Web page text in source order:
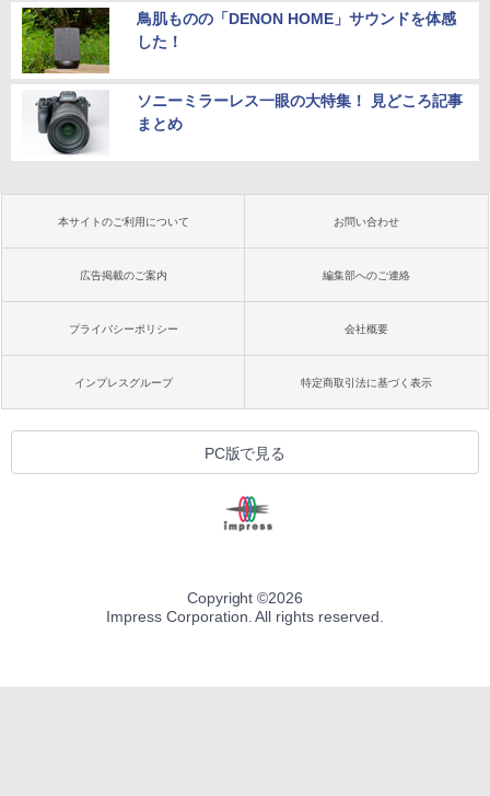
鳥肌ものの「DENON HOME」サウンドを体感
した！
ソニーミラーレス一眼の大特集！ 見どころ記事
まとめ
本サイトのご利用について お問い合わせ
広告掲載のご案内 編集部へのご連絡
プライバシーポリシー 会社概要
インプレスグループ 特定商取引法に基づく表示
PC版で見る
Copyright ©2026
Impress Corporation. All rights reserved.